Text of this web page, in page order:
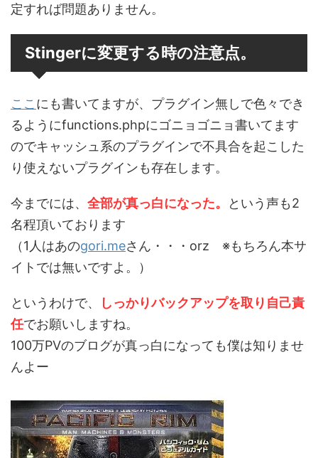
定すれば問題ありません。
Stingerに変更する時の注意点。
ここにも書いてますが、プラグイン無しで色々でき
るようにfunctions.phpにゴニョゴニョ書いてます
のでキャッシュ系のプラグインで不具合を起こした
り使えないプラグインも存在します。
今までには、 全部が真っ白になった。
という声も2
名程頂いております
（1人はあのgori.meさん・・・orz ※もちろん本サ
イトでは無いですよ。）
というわけで、
しっかりバックアップを取り自己責
任でお願いしますね。
100万PVのブログが真っ白になっても僕は知りませ
んよー